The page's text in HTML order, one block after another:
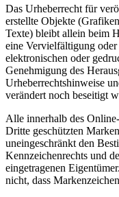
Das Urheberrecht für
erstellte Objekte
Texte) bleibt allein beim
eine Vervielfältigung
elektronischen oder
Genehmigung des
Urheberrechtshinweise
verändert noch beseitigt
Alle innerhalb des
Dritte geschützten
uneingeschränkt den
Kennzeichenrechts und
eingetragenen
nicht, dass